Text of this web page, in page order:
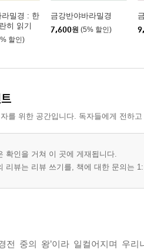
라밀경 : 한
히 읽기
할인)
금강반야바라밀경
7,600원 (5% 할인)
를 위한 공간입니다. 독자들에게 전하
확인을 거쳐 이 곳에 게재됩니다.
리뷰는 리뷰 쓰기를, 책에 대한 문의는
전 중의 왕’이라 일컬어지며 우